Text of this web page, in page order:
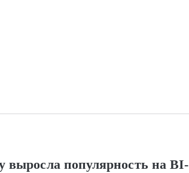
выросла популярность на BI-